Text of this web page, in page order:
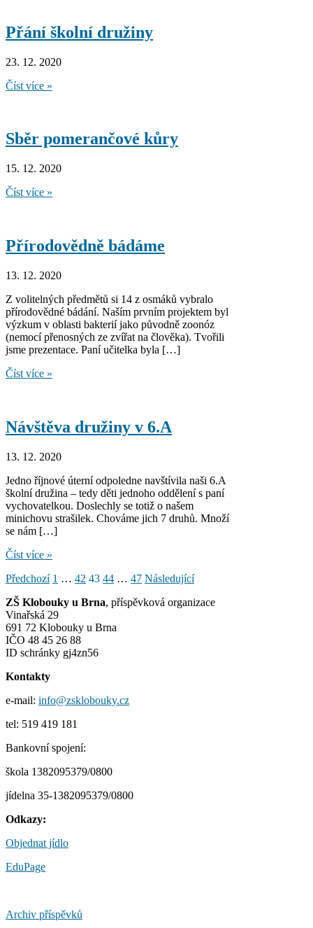
Přání školní družiny
23. 12. 2020
Přání
Číst více »
Sběr pomerančové kůry
15. 12. 2020
Sběr
Číst více »
Přírodovědně bádáme
13. 12. 2020
Z volitelných předmětů si 14 z osmáků vybralo
přírodovědné bádání. Naším prvním projektem byl
výzkum v oblasti bakterií jako původně zoonóz
(nemocí přenosných ze zvířat na člověka). Tvořili
jsme prezentace. Paní učitelka byla […]
Přírodovědně
Číst více »
Návštěva družiny v 6.A
13. 12. 2020
Jedno říjnové úterní odpoledne navštívila naši 6.A
školní družina – tedy děti jednoho oddělení s paní
vychovatelkou. Doslechly se totiž o našem
minichovu strašilek. Chováme jich 7 druhů. Množí
se nám […]
Návštěva
v
Číst více »
Stránkování
příspěvků
Předchozí 1 … 42 43 44 … 47 Následující
ZŠ Klobouky u Brna, příspěvková organizace
Vinařská 29
691 72 Klobouky u Brna
IČO 48 45 26 88
ID schránky gj4zn56
Kontakty
e-mail: info@zsklobouky.cz
tel: 519 419 181
Bankovní spojení:
škola 1382095379/0800
jídelna 35-1382095379/0800
Odkazy:
Objednat jídlo
EduPage
Archiv příspěvků